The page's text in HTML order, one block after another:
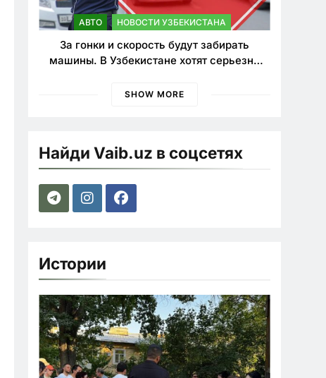
АВТО НОВОСТИ УЗБЕКИСТАНА
За гонки и скорость будут забирать
машины. В Узбекистане хотят серьезно
SHOW MORE
Найди Vaib.uz в соцсетях
Истории